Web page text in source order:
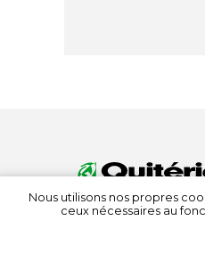
Nous utilisons nos propres
ceux nécessaires au